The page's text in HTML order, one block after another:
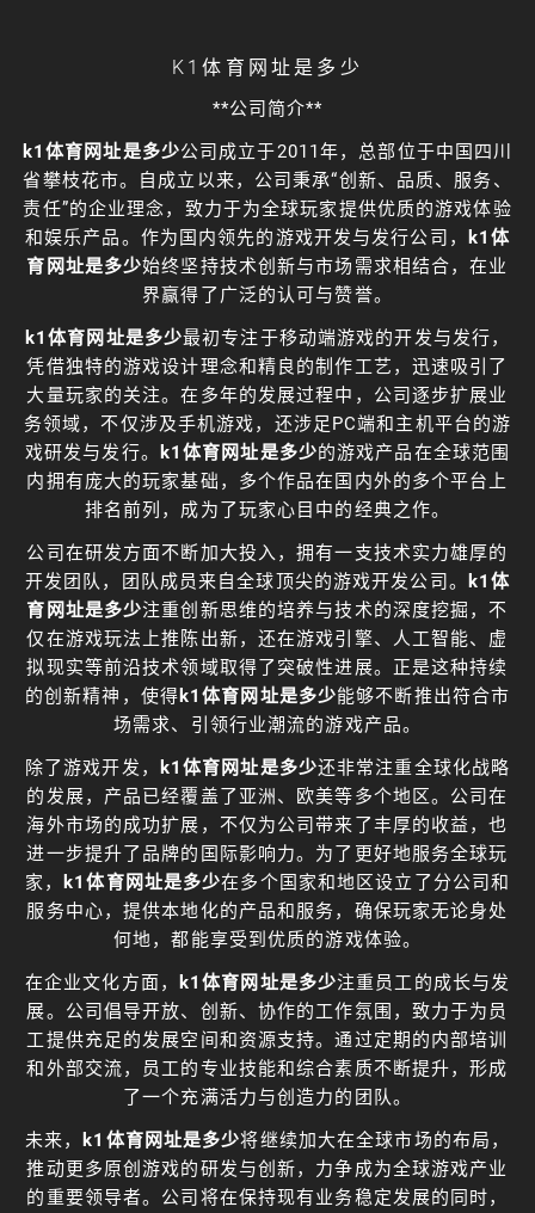
K1体育网址是多少
**公司简介**
k1体育网址是多少公司成立于2011年，总部位于中国四川
省攀枝花市。自成立以来，公司秉承“创新、品质、服务、
责任”的企业理念，致力于为全球玩家提供优质的游戏体验
和娱乐产品。作为国内领先的游戏开发与发行公司，
k1体
育网址是多少始终坚持技术创新与市场需求相结合，在业
界赢得了广泛的认可与赞誉。
k1体育网址是多少最初专注于移动端游戏的开发与发行，
凭借独特的游戏设计理念和精良的制作工艺，迅速吸引了
大量玩家的关注。在多年的发展过程中，公司逐步扩展业
务领域，不仅涉及手机游戏，还涉足PC端和主机平台的游
戏研发与发行。
k1体育网址是多少的游戏产品在全球范围
内拥有庞大的玩家基础，多个作品在国内外的多个平台上
排名前列，成为了玩家心目中的经典之作。
公司在研发方面不断加大投入，拥有一支技术实力雄厚的
开发团队，团队成员来自全球顶尖的游戏开发公司。
k1体
育网址是多少注重创新思维的培养与技术的深度挖掘，不
仅在游戏玩法上推陈出新，还在游戏引擎、人工智能、虚
拟现实等前沿技术领域取得了突破性进展。正是这种持续
的创新精神，使得 k1体育网址是多少能够不断推出符合市
场需求、引领行业潮流的游戏产品。
除了游戏开发，
k1体育网址是多少还非常注重全球化战略
的发展，产品已经覆盖了亚洲、欧美等多个地区。公司在
海外市场的成功扩展，不仅为公司带来了丰厚的收益，也
进一步提升了品牌的国际影响力。为了更好地服务全球玩
家，
k1体育网址是多少在多个国家和地区设立了分公司和
服务中心，提供本地化的产品和服务，确保玩家无论身处
何地，都能享受到优质的游戏体验。
在企业文化方面，
k1体育网址是多少注重员工的成长与发
展。公司倡导开放、创新、协作的工作氛围，致力于为员
工提供充足的发展空间和资源支持。通过定期的内部培训
和外部交流，员工的专业技能和综合素质不断提升，形成
了一个充满活力与创造力的团队。
未来，
k1体育网址是多少将继续加大在全球市场的布局，
推动更多原创游戏的研发与创新，力争成为全球游戏产业
的重要领导者。公司将在保持现有业务稳定发展的同时，